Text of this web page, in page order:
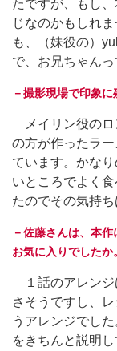
たですが、もし
じなのかもしれ
も、（妹役の）
で、お兄ちゃんっ
－撮影現場で印象
メイリン役のロ
の方が作ったラ
ています。かな
いところでよく
たのでその気持
－佐藤さんは、本
お気に入りでしたか。
１話のアレンジ
さそうですし、
うアレンジでし
をきちんと説明